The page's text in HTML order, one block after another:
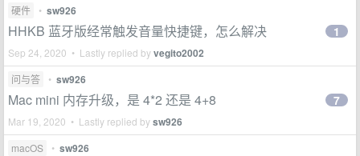
硬件 • sw926
HHKB 蓝牙版经常触发音量快捷键，怎么解决
Sep 24, 2020 • Lastly replied byvegito2002
1
问与答 • sw926
Mac mini 内存升级，是 4*2 还是 4+8
Mar 19, 2020 • Lastly replied bysw926
7
macOS • sw926